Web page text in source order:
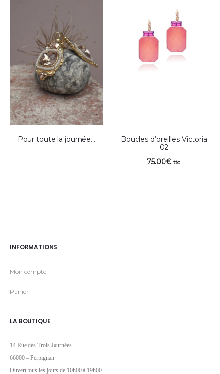
Pour toute la journée…
Boucles d’oreilles Victoria
02
75.00€ ttc.
INFORMATIONS
Mon compte
Panier
LA BOUTIQUE
14 Rue des Trois Journées
66000 – Perpignan
Ouvert tous les jours de 10h00 à 19h00